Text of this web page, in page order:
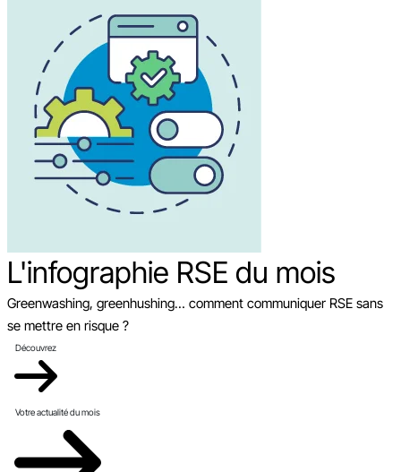
L'infographie RSE du mois
Greenwashing, greenhushing… comment communiquer RSE sans
se mettre en risque ?
Découvrez
Votre actualité du mois